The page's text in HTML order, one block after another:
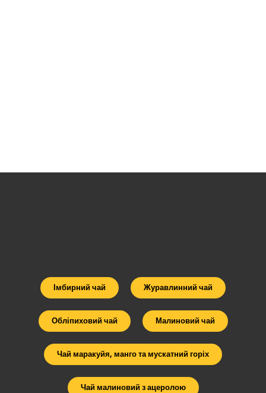
Імбирний чай Журавлинний чай
Обліпиховий чай Малиновий чай
Чай маракуйя, манго та мускатний горіх
Чай малиновий з ацеролою